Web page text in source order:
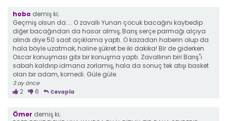
hobo demiş ki;
Geçmiş olsun da.... O zavallı Yunan çocuk bacağını kaybedip
diğer bacağından da hasar almış, Barış serçe parmağı alçıya
alındı diye 50 saat açıklama yaptı. O kazadan haberin olup da
hala böyle uzatmak, haline şükret be iki dakika! Bir de giderken
Oscar konuşması gibi bir konuşma yaptı. Zavallının biri Barış"ı
sabah kaldırıp idmana zorlamış, hala da sonuç tek atışı basket
olan bir adam, komedi. Güle güle.
3 ay önce
2 6 Cevapla
Ömer demiş ki;